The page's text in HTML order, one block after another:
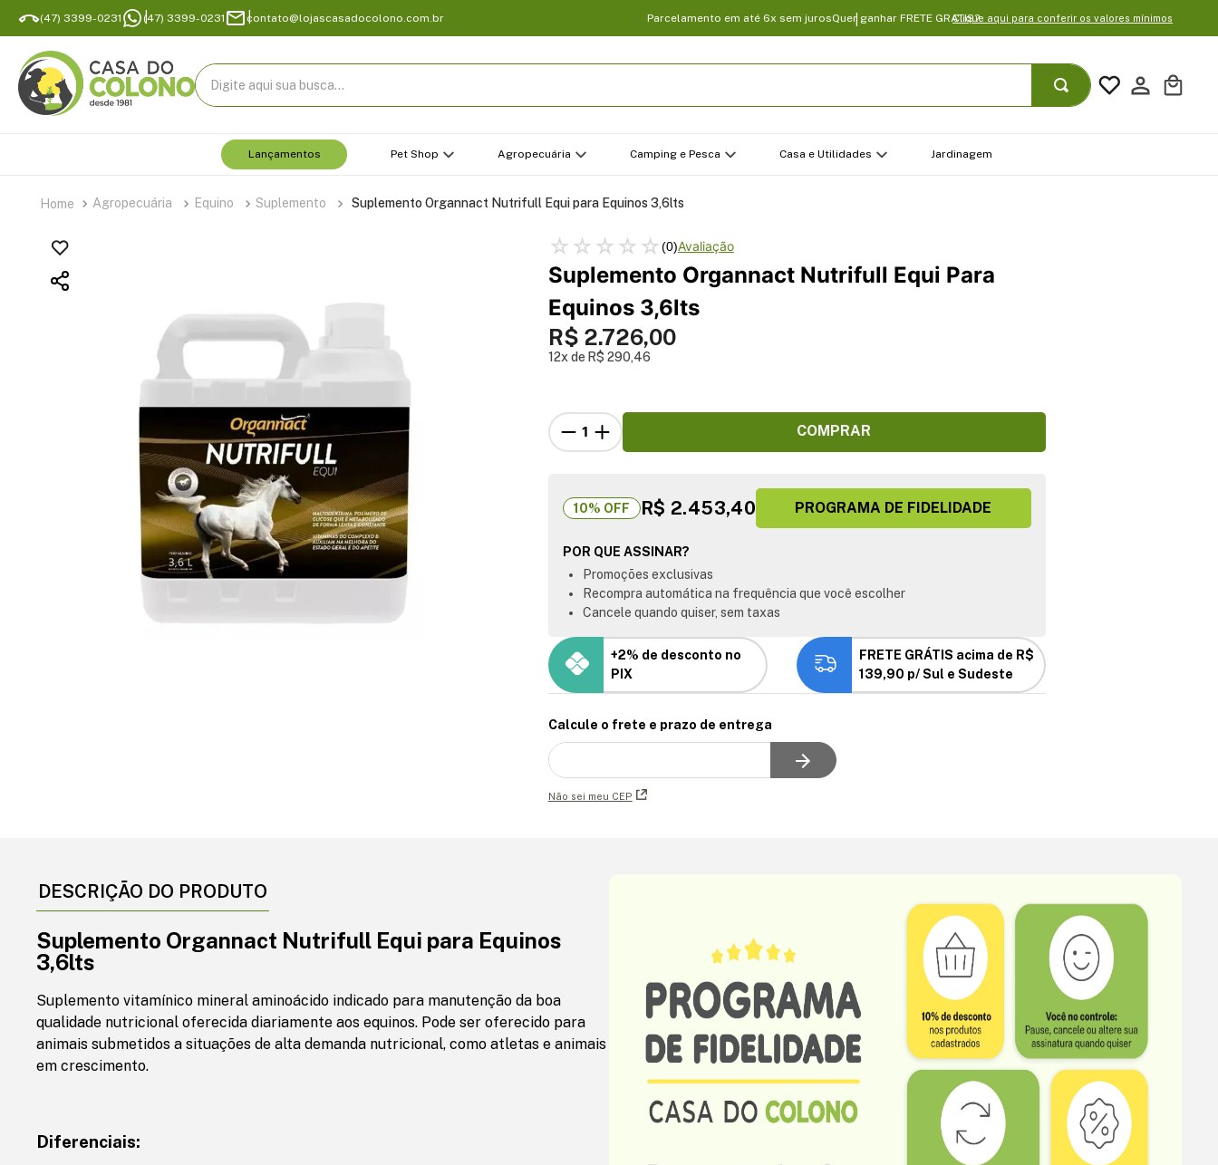
(47) 3399-0231 (47) 3399-0231 contato@lojascasadocolono.com.br Parcelamento em até 6x sem jurosQuer ganhar FRETE GRATIS?Clique aqui para conferir os valores mínimos
Digite aqui sua busca...
Lançamentos Pet Shop Agropecuária Camping e Pesca Casa e Utilidades Jardinagem
Agropecuária Equino Suplemento Suplemento Organnact Nutrifull Equi para Equinos 3,6lts
☆ ☆ ☆ ☆ ☆(0)
Suplemento Organnact Nutrifull Equi Para
Equinos 3,6lts
R$ 2.726,00
12 R$ 290,46
COMPRAR
10% OFF R$ 2.453,40 PROGRAMA DE FIDELIDADE
POR QUE ASSINAR?
Promoções exclusivas
Recompra automática na frequência que você escolher
Cancele quando quiser, sem taxas
+2% de desconto no
PIX
FRETE GRÁTIS acima de R$
139,90 p/ Sul e Sudeste
Calcule o frete e prazo de entrega
Não sei meu CEP
DESCRIÇÃO DO PRODUTO
Suplemento Organnact Nutrifull Equi para Equinos
3,6lts
Suplemento vitamínico mineral aminoácido indicado para manutenção da boa
qualidade nutricional oferecida diariamente aos equinos. Pode ser oferecido para
animais submetidos a situações de alta demanda nutricional, como atletas e animais
em crescimento.
Diferenciais: